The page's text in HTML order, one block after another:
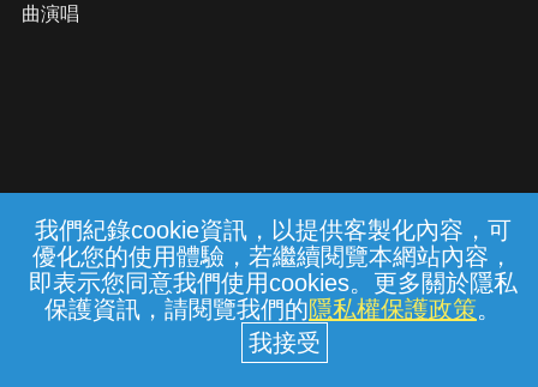
我們紀錄cookie資訊，以提供客製化內容，可
優化您的使用體驗，若繼續閱覽本網站內容，
即表示您同意我們使用cookies。更多關於隱私
保護資訊，請閱覽我們的隱私權保護政策。
曲演唱
常見問題 線上客服 服務條款 隱私權保護
中華電信股份有限公司個人家庭分公司
(統一編號：96979949) © 2026
{{notifyMsg}}